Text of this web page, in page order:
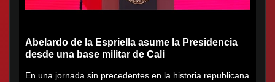
Abelardo de la Espriella asume la Presidencia
desde una base militar de Cali
En una jornada sin precedentes en la historia republicana